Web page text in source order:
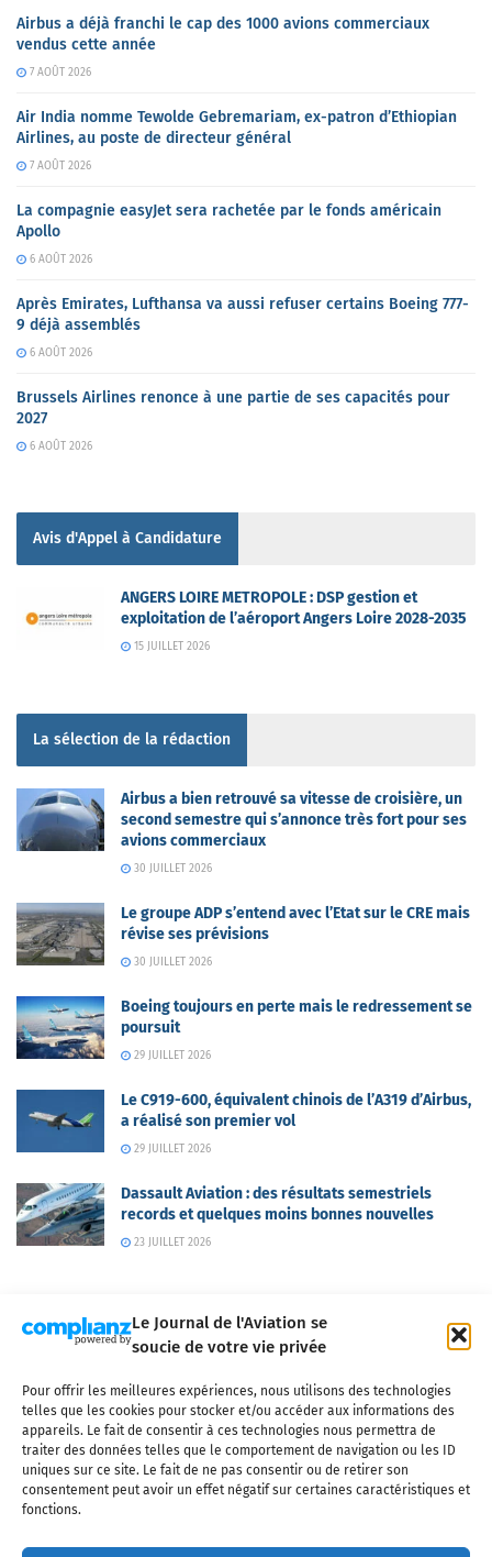
Le Journal de l'Aviation se
soucie de votre vie privée
Pour offrir les meilleures expériences, nous utilisons des technologies
telles que les cookies pour stocker et/ou accéder aux informations des
appareils. Le fait de consentir à ces technologies nous permettra de
traiter des données telles que le comportement de navigation ou les ID
uniques sur ce site. Le fait de ne pas consentir ou de retirer son
consentement peut avoir un effet négatif sur certaines caractéristiques et
fonctions.
Airbus a déjà franchi le cap des 1000 avions commerciaux
vendus cette année
7 AOÛT 2026
Air India nomme Tewolde Gebremariam, ex-patron d’Ethiopian
Airlines, au poste de directeur général
7 AOÛT 2026
La compagnie easyJet sera rachetée par le fonds américain
Apollo
6 AOÛT 2026
Après Emirates, Lufthansa va aussi refuser certains Boeing 777-
9 déjà assemblés
6 AOÛT 2026
Brussels Airlines renonce à une partie de ses capacités pour
2027
6 AOÛT 2026
Avis d'Appel à Candidature
ANGERS LOIRE METROPOLE : DSP gestion et
exploitation de l’aéroport Angers Loire 2028-2035
15 JUILLET 2026
La sélection de la rédaction
Airbus a bien retrouvé sa vitesse de croisière, un
second semestre qui s’annonce très fort pour ses
avions commerciaux
30 JUILLET 2026
Le groupe ADP s’entend avec l’Etat sur le CRE mais
révise ses prévisions
30 JUILLET 2026
Boeing toujours en perte mais le redressement se
poursuit
29 JUILLET 2026
Le C919-600, équivalent chinois de l’A319 d’Airbus,
a réalisé son premier vol
29 JUILLET 2026
Dassault Aviation : des résultats semestriels
records et quelques moins bonnes nouvelles
23 JUILLET 2026
Qui sommes-nous ? Nous contacter
Partenaires
Mentions légales
CGV Politique de confidentialité Cookies